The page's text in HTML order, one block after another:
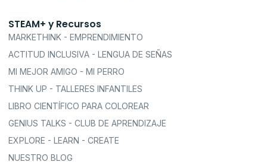
STEAM+ y Recursos
MARKETHINK - EMPRENDIMIENTO
ACTITUD INCLUSIVA - LENGUA DE SEÑAS
MI MEJOR AMIGO - MI PERRO
THINK UP - TALLERES INFANTILES
LIBRO CIENTÍFICO PARA COLOREAR
GENIUS TALKS - CLUB DE APRENDIZAJE
EXPLORE - LEARN - CREATE
NUESTRO BLOG